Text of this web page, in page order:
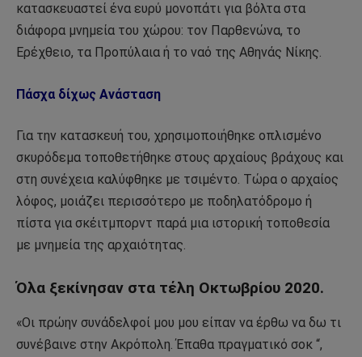
κατασκευαστεί ένα ευρύ μονοπάτι για βόλτα στα
διάφορα μνημεία του χώρου: τον Παρθενώνα, τo
Ερέχθειο, τα Προπύλαια ή το ναό της Αθηνάς Νίκης.
Πάσχα δίχως Ανάσταση
Για την κατασκευή του, χρησιμοποιήθηκε οπλισμένο
σκυρόδεμα τοποθετήθηκε στους αρχαίους βράχους και
στη συνέχεια καλύφθηκε με τσιμέντο. Τώρα ο αρχαίος
λόφος, μοιάζει περισσότερο με ποδηλατόδρομο ή
πίστα για σκέιτμπορντ παρά μια ιστορική τοποθεσία
με μνημεία της αρχαιότητας.
Όλα ξεκίνησαν στα τέλη Οκτωβρίου 2020.
«Οι πρώην συνάδελφοί μου μου είπαν να έρθω να δω τι
συνέβαινε στην Ακρόπολη. Έπαθα πραγματικό σοκ “,